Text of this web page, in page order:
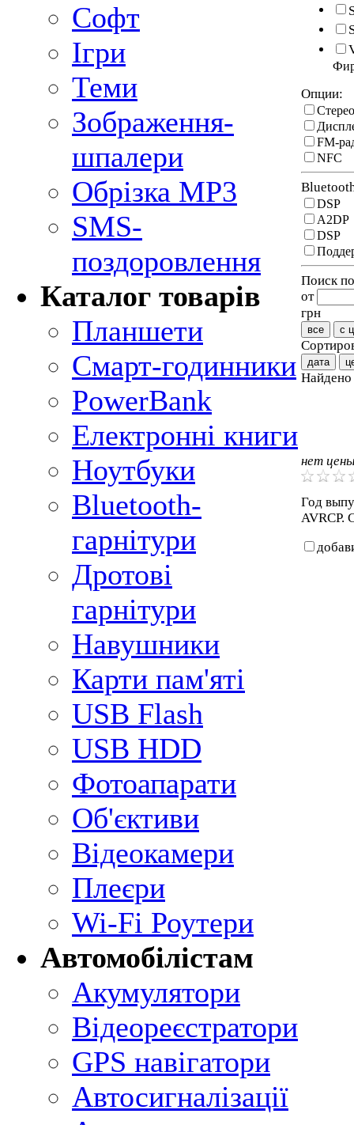
Софт
Ігри
Теми
Зображення-
шпалери
Обрізка MP3
SMS-
поздоровлення
Каталог товарів
Планшети
Смарт-годинники
PowerBank
Електронні книги
Ноутбуки
Bluetooth-
гарнітури
Дротові
гарнітури
Навушники
Карти пам'яті
USB Flash
USB HDD
Фотоапарати
Об'єктиви
Відеокамери
Плеєри
Wi-Fi Роутери
Автомобілістам
Акумулятори
Відеореєстратори
GPS навігатори
Автосигналізації
Опции:
Стерео
FM-
NFC
DSP
A2DP
DSP
Поиск
от
грн
все с
дата
Найдено
нет
Год
AVRCP.